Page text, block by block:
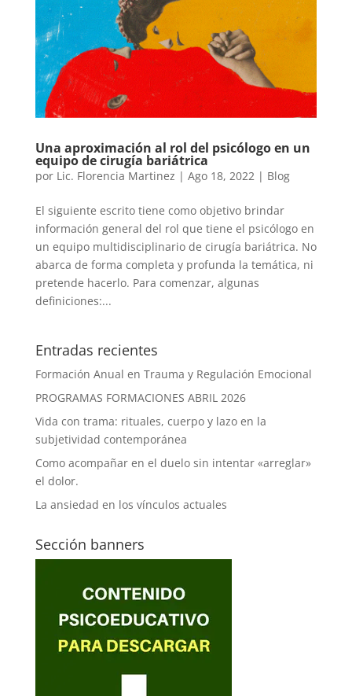
Una aproximación al rol del psicólogo en un
equipo de cirugía bariátrica
por Lic. Florencia Martinez | Ago 18, 2022| Blog
El siguiente escrito tiene como objetivo brindar
información general del rol que tiene el psicólogo en
un equipo multidisciplinario de cirugía bariátrica. No
abarca de forma completa y profunda la temática, ni
pretende hacerlo. Para comenzar, algunas
definiciones:...
Entradas recientes
Formación Anual en Trauma y Regulación Emocional
PROGRAMAS FORMACIONES ABRIL 2026
Vida con trama: rituales, cuerpo y lazo en la
subjetividad contemporánea
Como acompañar en el duelo sin intentar «arreglar»
el dolor.
La ansiedad en los vínculos actuales
Sección banners